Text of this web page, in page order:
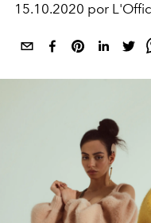
15.10.2020 por